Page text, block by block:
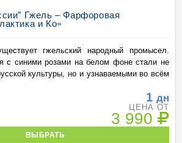
Гжель – Фарфоровая
и Ко»
гжельский народный промысел.
с синими розами на белом фоне стали не
культуры, но и узнаваемыми во всём
1 дн
ЦЕНА ОТ
3 990
ВЫБРАТЬ